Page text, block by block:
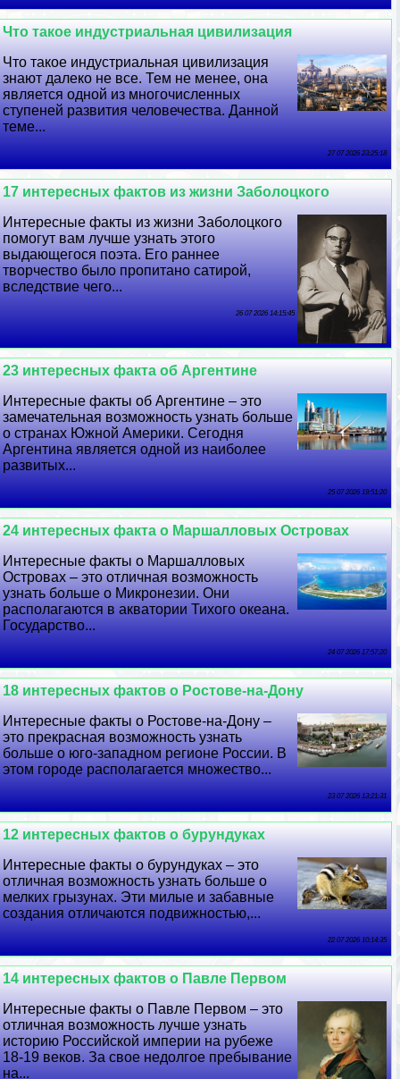
Что такое индустриальная цивилизация
Что такое индустриальная цивилизация
знают далеко не все. Тем не менее, она
является одной из многочисленных
ступеней развития человечества. Данной
теме...
27 07 2026 23:25:18
17 интересных фактов из жизни Заболоцкого
Интересные факты из жизни Заболоцкого
помогут вам лучше узнать этого
выдающегося поэта. Его раннее
творчество было пропитано сатирой,
вследствие чего...
26 07 2026 14:15:45
23 интересных факта об Аргентине
Интересные факты об Аргентине – это
замечательная возможность узнать больше
о странах Южной Америки. Сегодня
Аргентина является одной из наиболее
развитых...
25 07 2026 19:51:20
24 интересных факта о Маршалловых Островах
Интересные факты о Маршалловых
Островах – это отличная возможность
узнать больше о Микронезии. Они
располагаются в акватории Тихого океана.
Государство...
24 07 2026 17:57:20
18 интересных фактов о Ростове-на-Дону
Интересные факты о Ростове-на-Дону –
это прекрасная возможность узнать
больше о юго-западном регионе России. В
этом городе располагается множество...
23 07 2026 13:21:31
12 интересных фактов о бурундуках
Интересные факты о бурундуках – это
отличная возможность узнать больше о
мелких грызунах. Эти милые и забавные
создания отличаются подвижностью,...
22 07 2026 10:14:35
14 интересных фактов о Павле Первом
Интересные факты о Павле Первом – это
отличная возможность лучше узнать
историю Российской империи на рубеже
18-19 веков. За свое недолгое пребывание
на...